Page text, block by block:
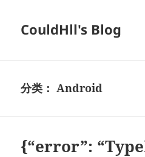
CouldHll's Blog
分类：Android
{“error”: